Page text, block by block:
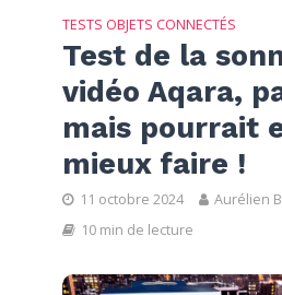
TESTS OBJETS CONNECTÉS
Test de la
vidéo Aqara,
mais pourrait
mieux faire !
11 octobre 2024
Aurélien
10 min de lecture